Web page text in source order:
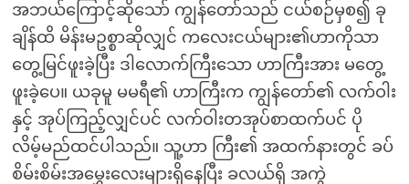
အဘယ်ကြောင့်ဆိုသော် ကျွန်တော်သည် ငယ်စဉ်မှစ၍ ခု
ချိန်ထိ မိန်းမဥစ္စာဆိုလျှင် ကလေးငယ်များ၏ဟာကိုသာ
တွေ့မြင်ဖူးခဲ့ပြီး ဒါလောက်ကြီးသော ဟာကြီးအား မတွေ့
ဖူးခဲ့ပေ။ ယခုမူ မမရီ၏ ဟာကြီးက ကျွန်တော်၏ လက်ဝါး
နှင့် အုပ်ကြည့်လျှင်ပင် လက်ဝါးတအုပ်စာထက်ပင် ပို
လိမ့်မည်ထင်ပါသည်။ သူ့ဟာ ကြီး၏ အထက်နားတွင် ခပ်
စိမ်းစိမ်းအမွှေးလေးများရှိနေပြီး ခလယ်ရှိ အကွဲ